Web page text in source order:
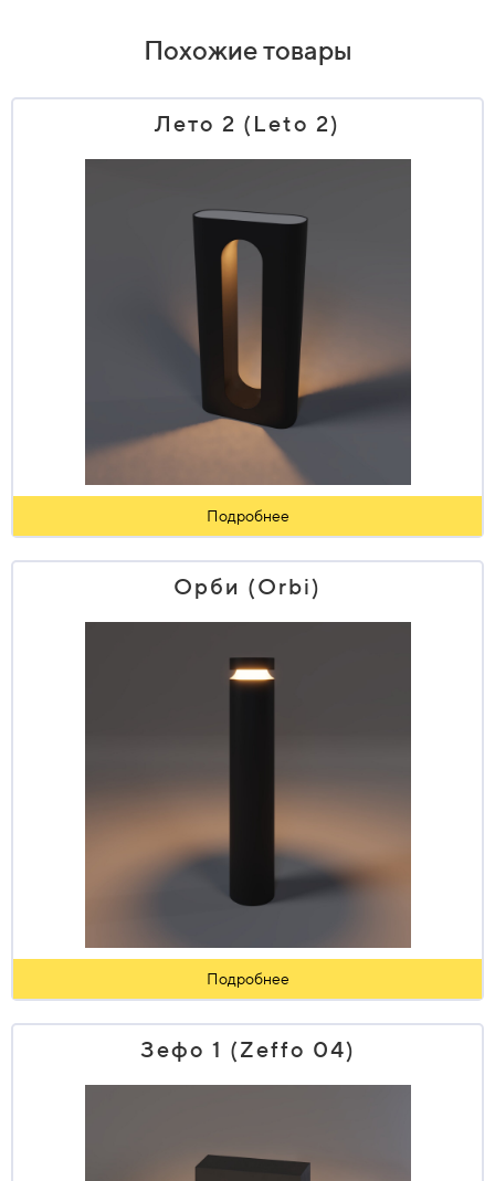
Похожие товары
Лето 2 (Leto 2)
Подробнее
Орби (Orbi)
Подробнее
Зефо 1 (Zeffo 04)